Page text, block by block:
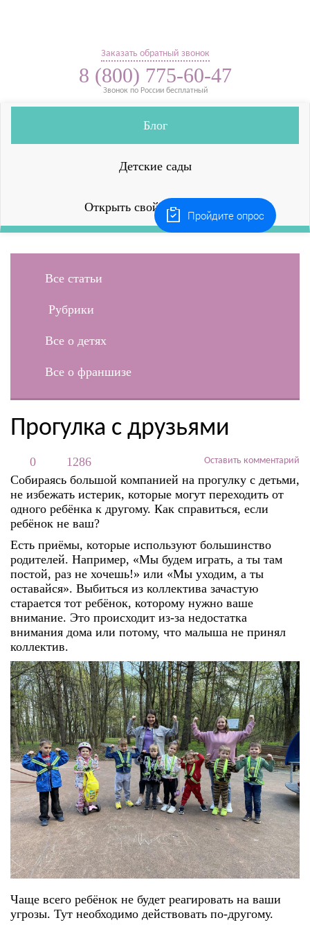
Заказать обратный звонок
8 (800) 775-60-47
Звонок по России бесплатный
Блог
Детские сады
Открыть свой детский сад
Все статьи
Рубрики
Все о детях
Все о франшизе
Прогулка с друзьями
Оставить комментарий
0
1286
Собираясь большой компанией на прогулку с детьми,
не избежать истерик, которые могут переходить от
одного ребёнка к другому. Как справиться, если
ребёнок не ваш?
Есть приёмы, которые используют большинство
родителей. Например, «Мы будем играть, а ты там
постой, раз не хочешь!» или «Мы уходим, а ты
оставайся». Выбиться из коллектива зачастую
старается тот ребёнок, которому нужно ваше
внимание. Это происходит из-за недостатка
внимания дома или потому, что малыша не принял
коллектив.
Чаще всего ребёнок не будет реагировать на ваши
угрозы. Тут необходимо действовать по-другому.
Пройдите опрос